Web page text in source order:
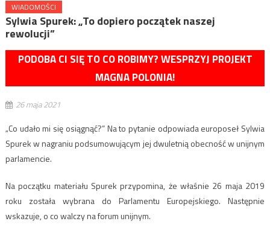
WIADOMOŚCI
Sylwia Spurek: „To dopiero początek naszej
rewolucji”
PODOBA CI SIĘ TO CO ROBIMY? WESPRZYJ PROJEKT
MAGNA POLONIA!
26 maja 2021
„Co udało mi się osiągnąć?” Na to pytanie odpowiada europoseł Sylwia
Spurek w nagraniu podsumowującym jej dwuletnią obecność w unijnym
parlamencie.
Na początku materiału Spurek przypomina, że właśnie 26 maja 2019
roku została wybrana do Parlamentu Europejskiego. Następnie
wskazuje, o co walczy na forum unijnym.